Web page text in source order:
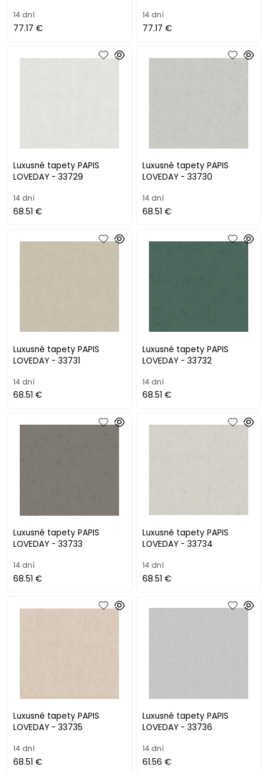
14 dní
77.17 €
14 dní
77.17 €
Luxusné tapety PAPIS
LOVEDAY - 33729
14 dní
68.51 €
Luxusné tapety PAPIS
LOVEDAY - 33730
14 dní
68.51 €
Luxusné tapety PAPIS
LOVEDAY - 33731
14 dní
68.51 €
Luxusné tapety PAPIS
LOVEDAY - 33732
14 dní
68.51 €
Luxusné tapety PAPIS
LOVEDAY - 33733
14 dní
68.51 €
Luxusné tapety PAPIS
LOVEDAY - 33734
14 dní
68.51 €
Luxusné tapety PAPIS
LOVEDAY - 33735
14 dní
68.51 €
Luxusné tapety PAPIS
LOVEDAY - 33736
14 dní
61.56 €